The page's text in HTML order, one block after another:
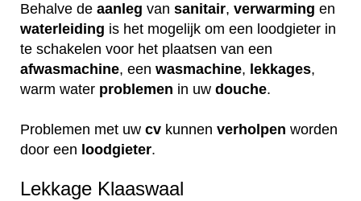
Behalve de aanleg van sanitair, verwarming en
waterleiding is het mogelijk om een loodgieter in
te schakelen voor het plaatsen van een
afwasmachine, een wasmachine, lekkages,
warm water problemen in uw douche.
Problemen met uw cv kunnen verholpen worden
door een loodgieter.
Lekkage Klaaswaal